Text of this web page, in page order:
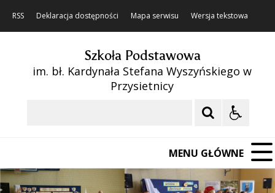
RSS Deklaracja dostępności Mapa serwisu Wersja tekstowa
Szkoła Podstawowa
im. bł. Kardynała Stefana Wyszyńskiego w
Przysietnicy
MENU GŁÓWNE